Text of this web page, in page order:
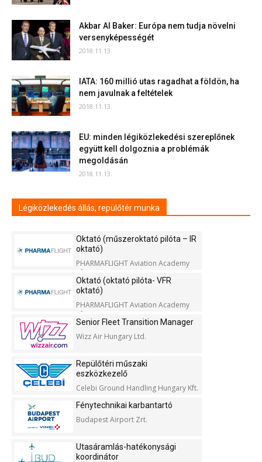
Akbar Al Baker: Európa nem tudja növelni
versenyképességét
2018.11.13.
IATA: 160 millió utas ragadhat a földön, ha
nem javulnak a feltételek
2018.11.13.
EU: minden légiközlekedési szereplőnek
együtt kell dolgoznia a problémák
megoldásán
2018.11.13.
Légiközlekedés állás, repülőtér munka
Oktató (műszeroktató pilóta – IR
oktató)
PHARMAFLIGHT Aviation Academy
Kft.
Oktató (oktató pilóta- VFR
oktató)
PHARMAFLIGHT Aviation Academy
Kft.
Senior Fleet Transition Manager
Wizz Air Hungary Ltd.
Repülőtéri műszaki
eszközkezelő
Celebi Ground Handling Hungary Kft.
Fénytechnikai karbantartó
Budapest Airport Zrt.
Utasáramlás-hatékonysági
koordinátor